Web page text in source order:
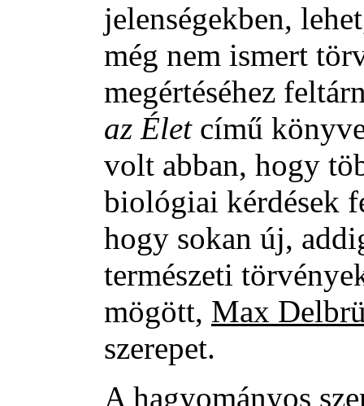
jelenségekben,
még nem ismert
megértéséhez
az Életcímű
volt abban, hogy
biológiai kérdések
hogy sokan új,
természeti
mögött, Max
szerepet.
A hagyományos